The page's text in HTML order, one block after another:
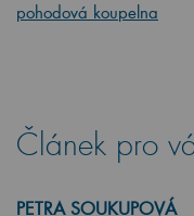
pohodová koupelna
Článek pro
PETRA SOUKUPOVÁ